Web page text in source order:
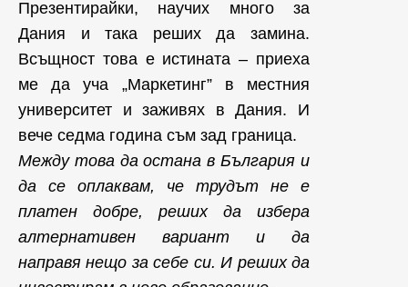
Презентирайки, научих много за
Дания и така реших да замина.
Всъщност това е истината – приеха
ме да уча „Маркетинг” в местния
университет и заживях в Дания. И
вече седма година съм зад граница.
Между това да остана в България и
да се оплаквам, че трудът не е
платен добре, реших да избера
алтернативен вариант и да
направя нещо за себе си. И реших да